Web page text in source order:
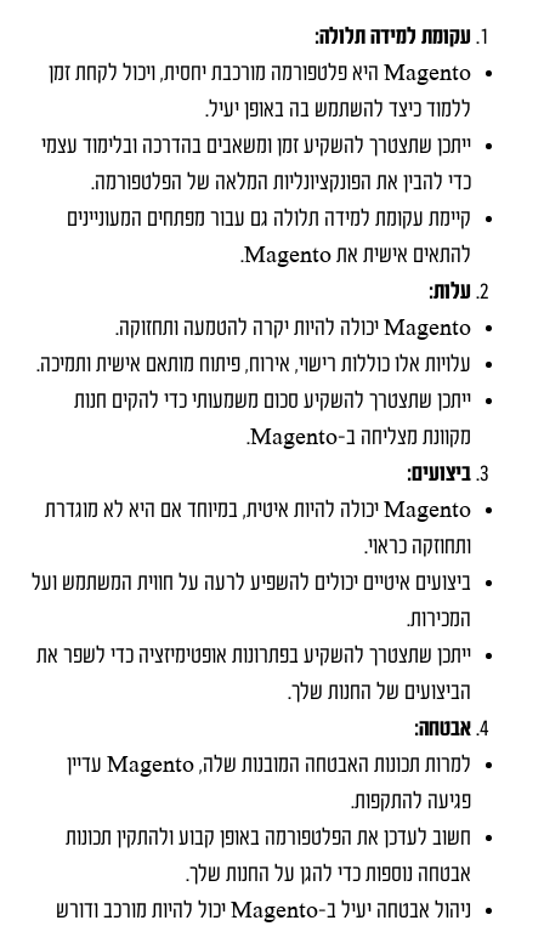
עקומת למידה תלולה:
Magento היא פלטפורמה מורכבת יחסית, ויכול לקחת זמן
ללמוד כיצד להשתמש בה באופן יעיל.
ייתכן שתצטרך להשקיע זמן ומשאבים בהדרכה ובלימוד עצמי
כדי להבין את הפונקציונליות המלאה של הפלטפורמה.
קיימת עקומת למידה תלולה גם עבור מפתחים המעוניינים
להתאים אישית את Magento.
עלות:
Magento יכולה להיות יקרה להטמעה ותחזוקה.
עלויות אלו כוללות רישוי, אירוח, פיתוח מותאם אישית ותמיכה.
ייתכן שתצטרך להשקיע סכום משמעותי כדי להקים חנות
מקוונת מצליחה ב-Magento.
ביצועים:
Magento יכולה להיות איטית, במיוחד אם היא לא מוגדרת
ותחוזקה כראוי.
ביצועים איטיים יכולים להשפיע לרעה על חווית המשתמש ועל
המכירות.
ייתכן שתצטרך להשקיע בפתרונות אופטימיזציה כדי לשפר את
הביצועים של החנות שלך.
אבטחה:
למרות תכונות האבטחה המובנות שלה, Magento עדיין
פגיעה להתקפות.
חשוב לעדכן את הפלטפורמה באופן קבוע ולהתקין תכונות
אבטחה נוספות כדי להגן על החנות שלך.
ניהול אבטחה יעיל ב-Magento יכול להיות מורכב ודורש